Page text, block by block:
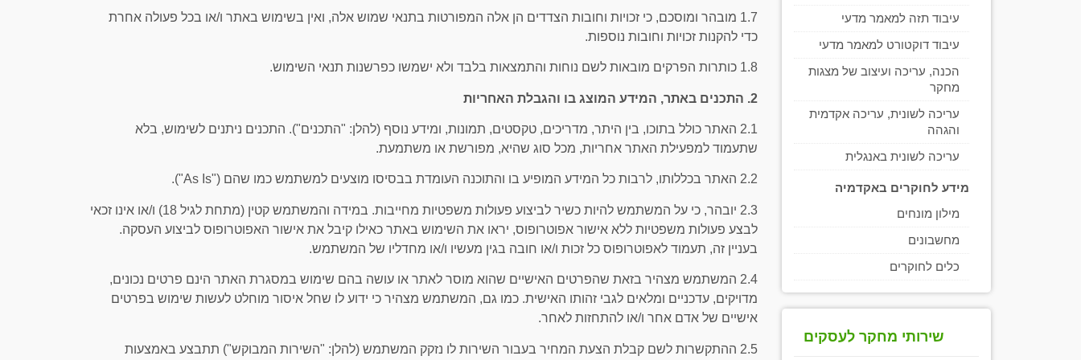
עיבוד תזה למאמר מדעי
עיבוד דוקטורט למאמר מדעי
הכנה, עריכה ועיצוב של מצגות
מחקר
עריכה לשונית, עריכה אקדמית
והגהה
עריכה לשונית באנגלית
מידע לחוקרים באקדמיה
מילון מונחים
מחשבונים
כלים לחוקרים
שירותי מחקר לעסקים
1.7 מובהר ומוסכם, כי זכויות וחובות הצדדים הן אלה המפורטות בתנאי שמוש אלה, ואין בשימוש באתר ו/או בכל פעולה אחרת
כדי להקנות זכויות וחובות נוספות.
1.8 כותרות הפרקים מובאות לשם נוחות והתמצאות בלבד ולא ישמשו כפרשנות תנאי השימוש.
2. התכנים באתר, המידע המוצג בו והגבלת האחריות
2.1 האתר כולל בתוכו, בין היתר, מדריכים, טקסטים, תמונות, ומידע נוסף (להלן: "התכנים"). התכנים ניתנים לשימוש, בלא
שתעמוד למפעילת האתר אחריות, מכל סוג שהיא, מפורשת או משתמעת.
2.2 האתר בכללותו, לרבות כל המידע המופיע בו והתוכנה העומדת בבסיסו מוצעים למשתמש כמו שהם ("As Is").
2.3 יובהר, כי על המשתמש להיות כשיר לביצוע פעולות משפטיות מחייבות. במידה והמשתמש קטין (מתחת לגיל 18) ו/או אינו זכאי
לבצע פעולות משפטיות ללא אישור אפוטרופוס, יראו את השימוש באתר כאילו קיבל את אישור האפוטרופוס לביצוע העסקה.
בעניין זה, תעמוד לאפוטרופוס כל זכות ו/או חובה בגין מעשיו ו/או מחדליו של המשתמש.
2.4 המשתמש מצהיר בזאת שהפרטים האישיים שהוא מוסר לאתר או עושה בהם שימוש במסגרת האתר הינם פרטים נכונים,
מדויקים, עדכניים ומלאים לגבי זהותו האישית. כמו גם, המשתמש מצהיר כי ידוע לו שחל איסור מוחלט לעשות שימוש בפרטים
אישיים של אדם אחר ו/או להתחזות לאחר.
2.5 ההתקשרות לשם קבלת הצעת המחיר בעבור השירות לו נזקק המשתמש (להלן: "השירות המבוקש") תתבצע באמצעות